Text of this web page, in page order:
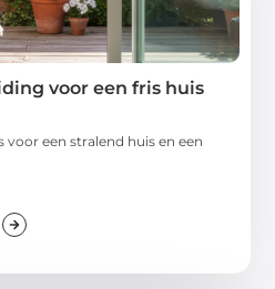
voor een fris huis
voor een stralend huis en een